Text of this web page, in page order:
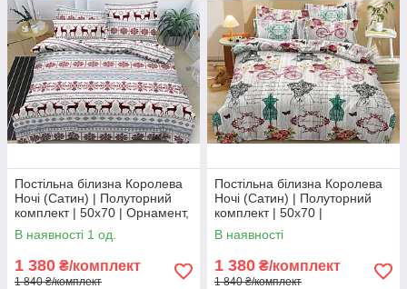
Постільна білизна Королева
Ночі (Сатин) | Полуторний
комплект | 50х70 | Орнамент,
Олені, Сніжинки
В наявності 1 од.
1 380 ₴/комплект
1 840 ₴/комплект
Постільна білизна Королева
Ночі (Сатин) | Полуторний
комплект | 50х70 |
Різнокольорова абстракція,
Ейфелева вежа
В наявності
1 380 ₴/комплект
1 840 ₴/комплект